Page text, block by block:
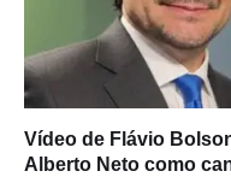
Vídeo de Flávio
Alberto Neto como